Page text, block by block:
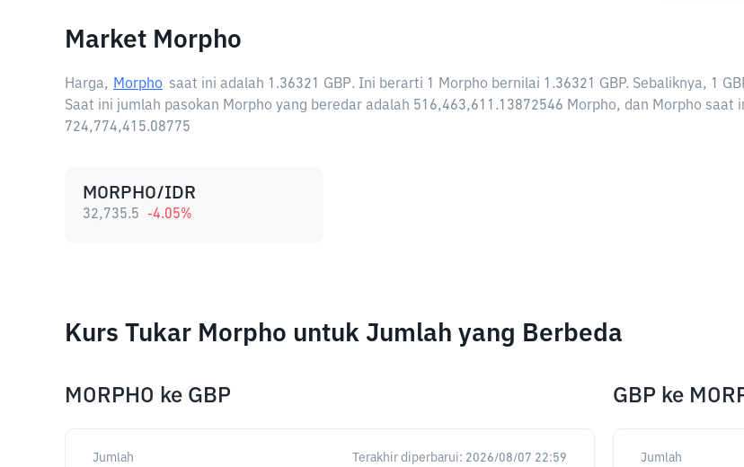
Market Morpho
Harga, Morpho saat ini adalah 1.36321 GBP. Ini berarti 1 Morpho bernilai 1.36321 GBP. Sebaliknya, 1
Saat ini jumlah pasokan Morpho yang beredar adalah 516,463,611.13872546 Morpho, dan Morpho
724,774,415.08775
MORPHO/IDR
32,735.5 -4.05%
Kurs Tukar Morpho untuk Jumlah yang Berbeda
MORPHO ke GBP
Jumlah Terakhir diperbarui: 2026/08/07 22:59
GBP ke
Jumlah